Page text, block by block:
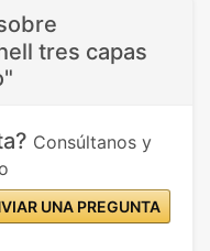
tres capas
Consúltanos y
UNA PREGUNTA